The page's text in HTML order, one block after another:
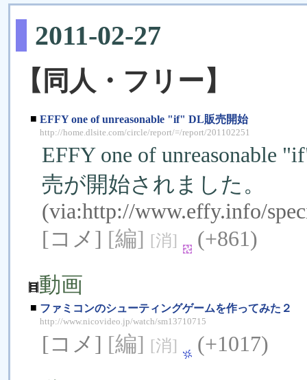
2011-02-27
【同人・フリー】
■ EFFY one of unreasonable "if" DL販売開始
http://home.dlsite.com/circle/report/=/report/201102251
EFFY one of unreasonable
売が開始されました。
(via:http://www.effy.info/
[コメ] [編] [消]
(+861)
動画
■ ファミコンのシューティングゲームを作ってみた２
http://www.nicovideo.jp/watch/sm13710715
[コメ] [編] [消]
(+1017)